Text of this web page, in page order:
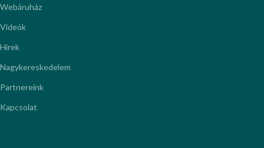
Webáruház
Videók
Hírek
Nagykereskedelem
Partnereink
Kapcsolat